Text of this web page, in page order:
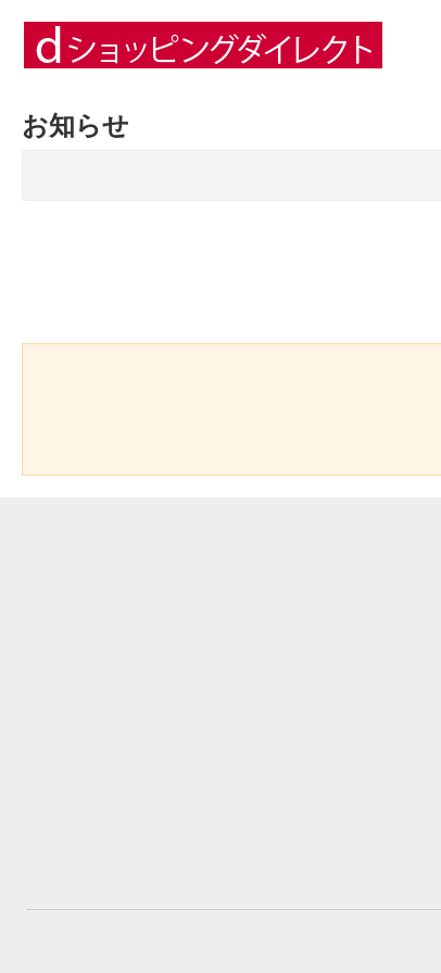
お知らせ